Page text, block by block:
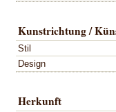
Kunstrichtung /
Stil
Design
Herkunft